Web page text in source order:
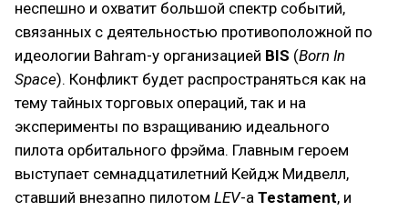
неспешно и охватит большой спектр событий,
связанных с деятельностью противоположной по
идеологии Bahram-у организацией BIS (Born In
Space). Конфликт будет распространяться как на
тему тайных торговых операций, так и на
эксперименты по взращиванию идеального
пилота орбитального фрэйма. Главным героем
выступает семнадцатилетний Кейдж Мидвелл,
ставший внезапно пилотом LEV-а Testament, и